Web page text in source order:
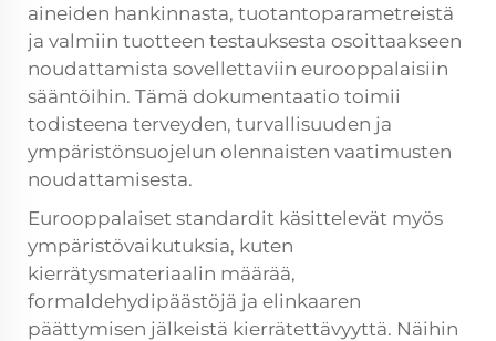
aineiden hankinnasta, tuotantoparametreistä
ja valmiin tuotteen testauksesta osoittaakseen
noudattamista sovellettaviin eurooppalaisiin
sääntöihin. Tämä dokumentaatio toimii
todisteena terveyden, turvallisuuden ja
ympäristönsuojelun olennaisten vaatimusten
noudattamisesta.
Eurooppalaiset standardit käsittelevät myös
ympäristövaikutuksia, kuten
kierrätysmateriaalin määrää,
formaldehydipäästöjä ja elinkaaren
päättymisen jälkeistä kierrätettävyyttä. Näihin